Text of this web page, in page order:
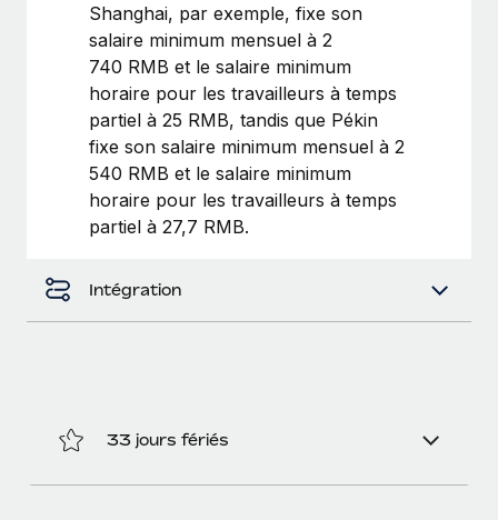
Mobilité et déménagement international
Organisez facilement le déménagement de vos
employés
Avantages sociaux
Gérez facilement les avantages sociaux
Mises à jour des produits de Remote :
Intégrations Gusto et Xero et Gestion des
freelances Plus
Remote a toujours pour mission d'aider les entreprises de
toute taille à embaucher, gérer et payer...
En savoir plus
Comment Phiture gère ses 55 employés
Shanghai, par exemple, fixe son
salaire minimum mensuel à 2
740 RMB et le salaire minimum
horaire pour les travailleurs à temps
partiel à 25 RMB, tandis que Pékin
fixe son salaire minimum mensuel à 2
540 RMB et le salaire minimum
horaire pour les travailleurs à temps
partiel à 27,7 RMB.
Intégration
33 jours fériés